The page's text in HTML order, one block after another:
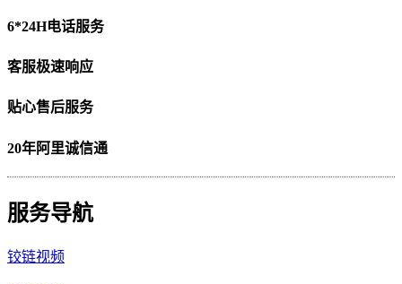
6*24H电话服务
客服极速响应
贴心售后服务
20年阿里诚信通
服务导航
铰链视频